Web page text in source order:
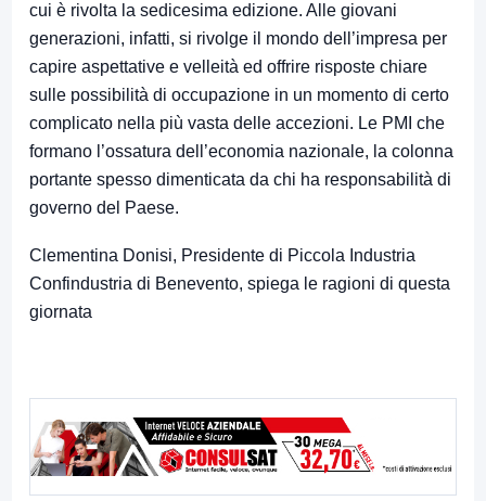
cui è rivolta la sedicesima edizione. Alle giovani
generazioni, infatti, si rivolge il mondo dell’impresa per
capire aspettative e velleità ed offrire risposte chiare
sulle possibilità di occupazione in un momento di certo
complicato nella più vasta delle accezioni. Le PMI che
formano l’ossatura dell’economia nazionale, la colonna
portante spesso dimenticata da chi ha responsabilità di
governo del Paese.
Clementina Donisi, Presidente di Piccola Industria
Confindustria di Benevento, spiega le ragioni di questa
giornata